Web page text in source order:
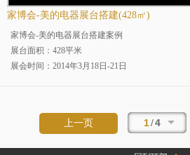
家博会-美的电器展台搭建(428㎡)
家博会-美的电器展台搭建案例
展台面积：428平米
展会时间：2014年3月18日-21日
案例分类：烤漆展台
展台规模：大型展台
上一页 1/4